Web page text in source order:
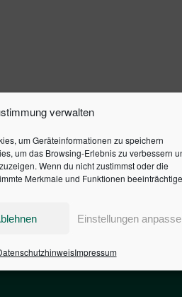
verwalten
um Geräteinformationen zu speichern
um das Browsing-Erlebnis zu verbessern
Wenn du nicht zustimmst oder die
Merkmale und Funktionen
Einstellungen
Impressum